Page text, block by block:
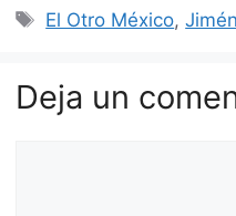
Etiquetas
El Otro México,
Deja un